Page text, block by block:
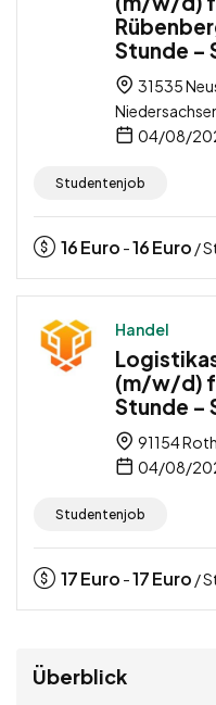
Stunde –
31535
04/08/
Studentenjob
16Euro -16Euro /
Handel
(m/w/d)
Stunde –
91154
04/08/
Studentenjob
17Euro -17Euro /
Überblick